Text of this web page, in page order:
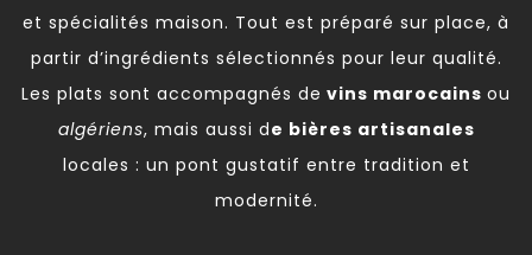
et spécialités maison. Tout est préparé sur place, à
partir d’ingrédients sélectionnés pour leur qualité.
Les plats sont accompagnés de vins marocains ou
algériens, mais aussi de bières artisanales
locales : un pont gustatif entre tradition et
modernité.